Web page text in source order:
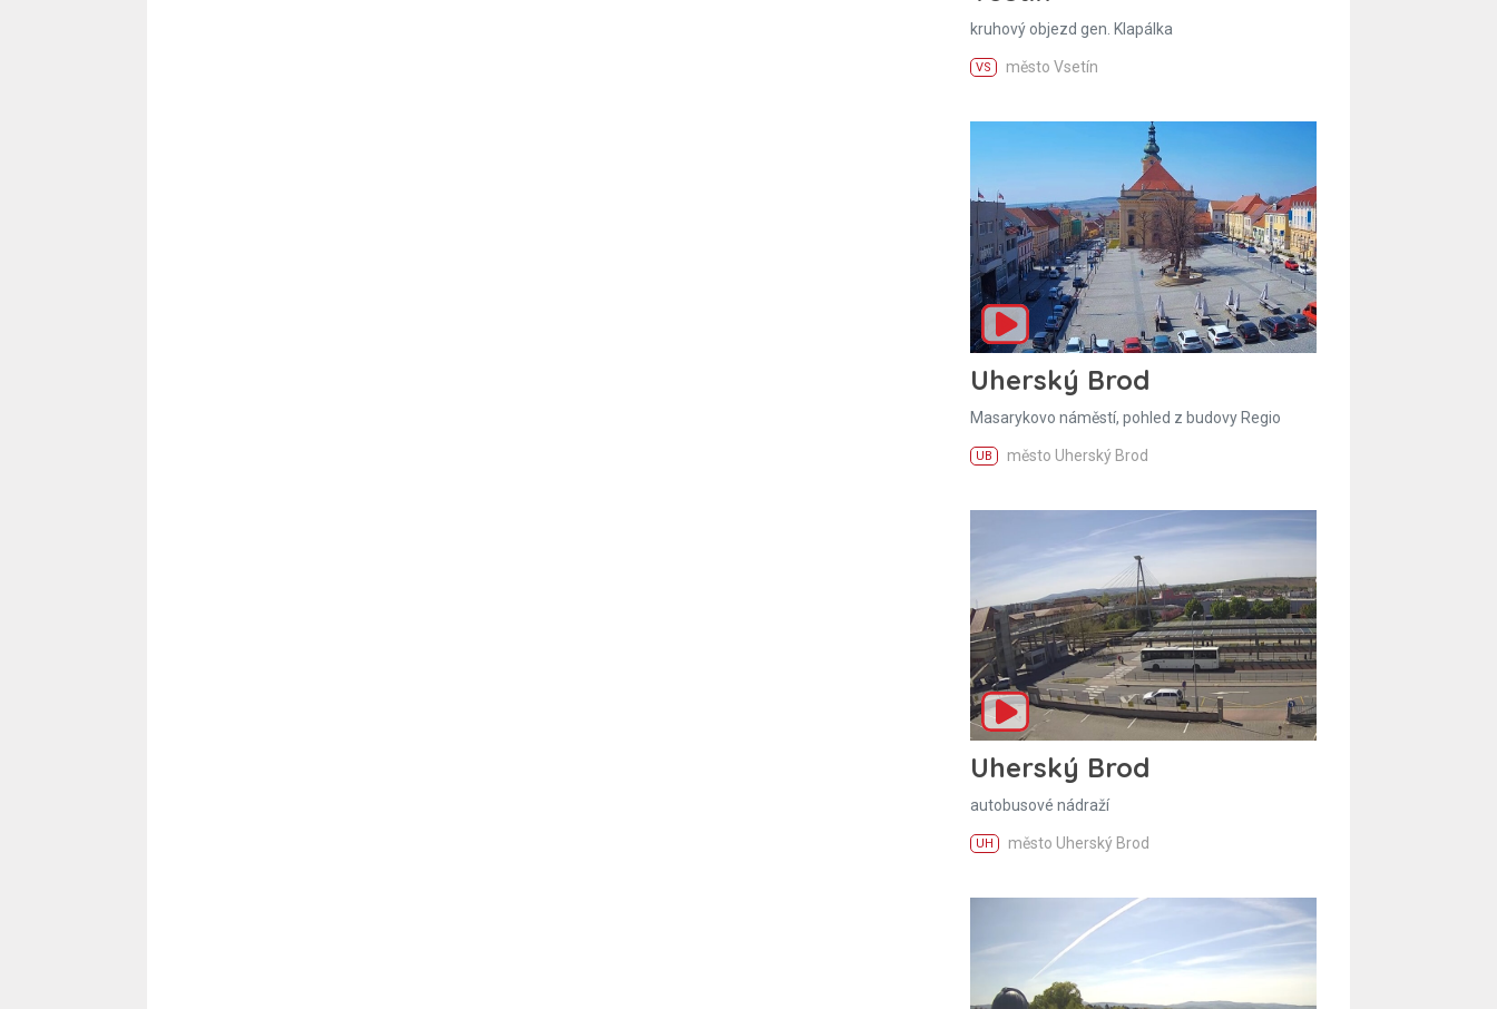
kruhový objezd gen. Klapálka
VS město Vsetín
Uherský Brod
Masarykovo náměstí, pohled z budovy Regio
UB město Uherský Brod
Uherský Brod
autobusové nádraží
UH město Uherský Brod